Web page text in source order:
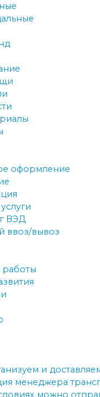
оформление
ВЭД
ввоз/вывоз
и
менеджера
можно